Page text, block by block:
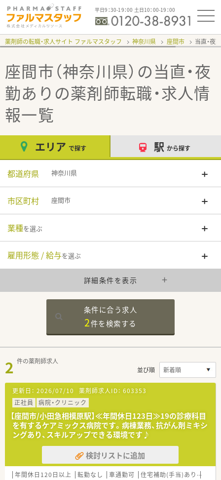
平日9：30-19：00 土日10：00-19：00
薬剤師の転職・求人サイト ファルマスタッフ 神奈川県 座間市 当直・夜
座間市（神奈川県）の当直・夜
勤あり の薬剤師転職・求人情
報一覧
エリア で探す 駅 から探す
都道府県 神奈川県
市区町村 座間市
業種を選ぶ
雇用形態 / 給与を選ぶ
詳細条件を表示
条件に合う求人
2件を検索する
2 件の薬剤師求人
並び順
更新日： 2026/07/10 薬剤師求人ID： 603353
正社員
病院・クリニック
【座間市/小田急相模原駅】≪年間休日123日≫19の診療科目
を有するケアミックス病院です。病棟業務、抗がん剤ミキシ
ングあり、スキルアップできる環境です♪
検討リストに追加
年間休日120日以上 転勤なし 車通勤可 住宅補助(手当)あり